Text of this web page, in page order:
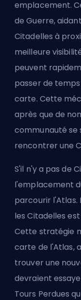
emplacement.
de Guerre,
Citadelles à
meilleure
peuvent
passer de
carte. Cette
après que de
communauté se
rencontrer une
S'il n'y a pas de
l'emplacement
parcourir l'Atlas.
les Citadelles
Cette stratégie
carte de l'Atlas,
trouver une
devraient
Tours Perdues